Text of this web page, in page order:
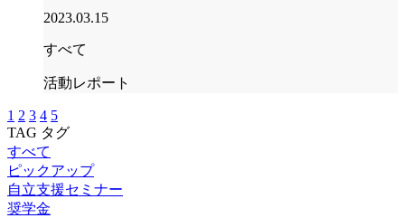
2023.03.15
すべて
活動レポート
1 2 3 4 5
TAG タグ
すべて
ピックアップ
自立支援セミナー
奨学金